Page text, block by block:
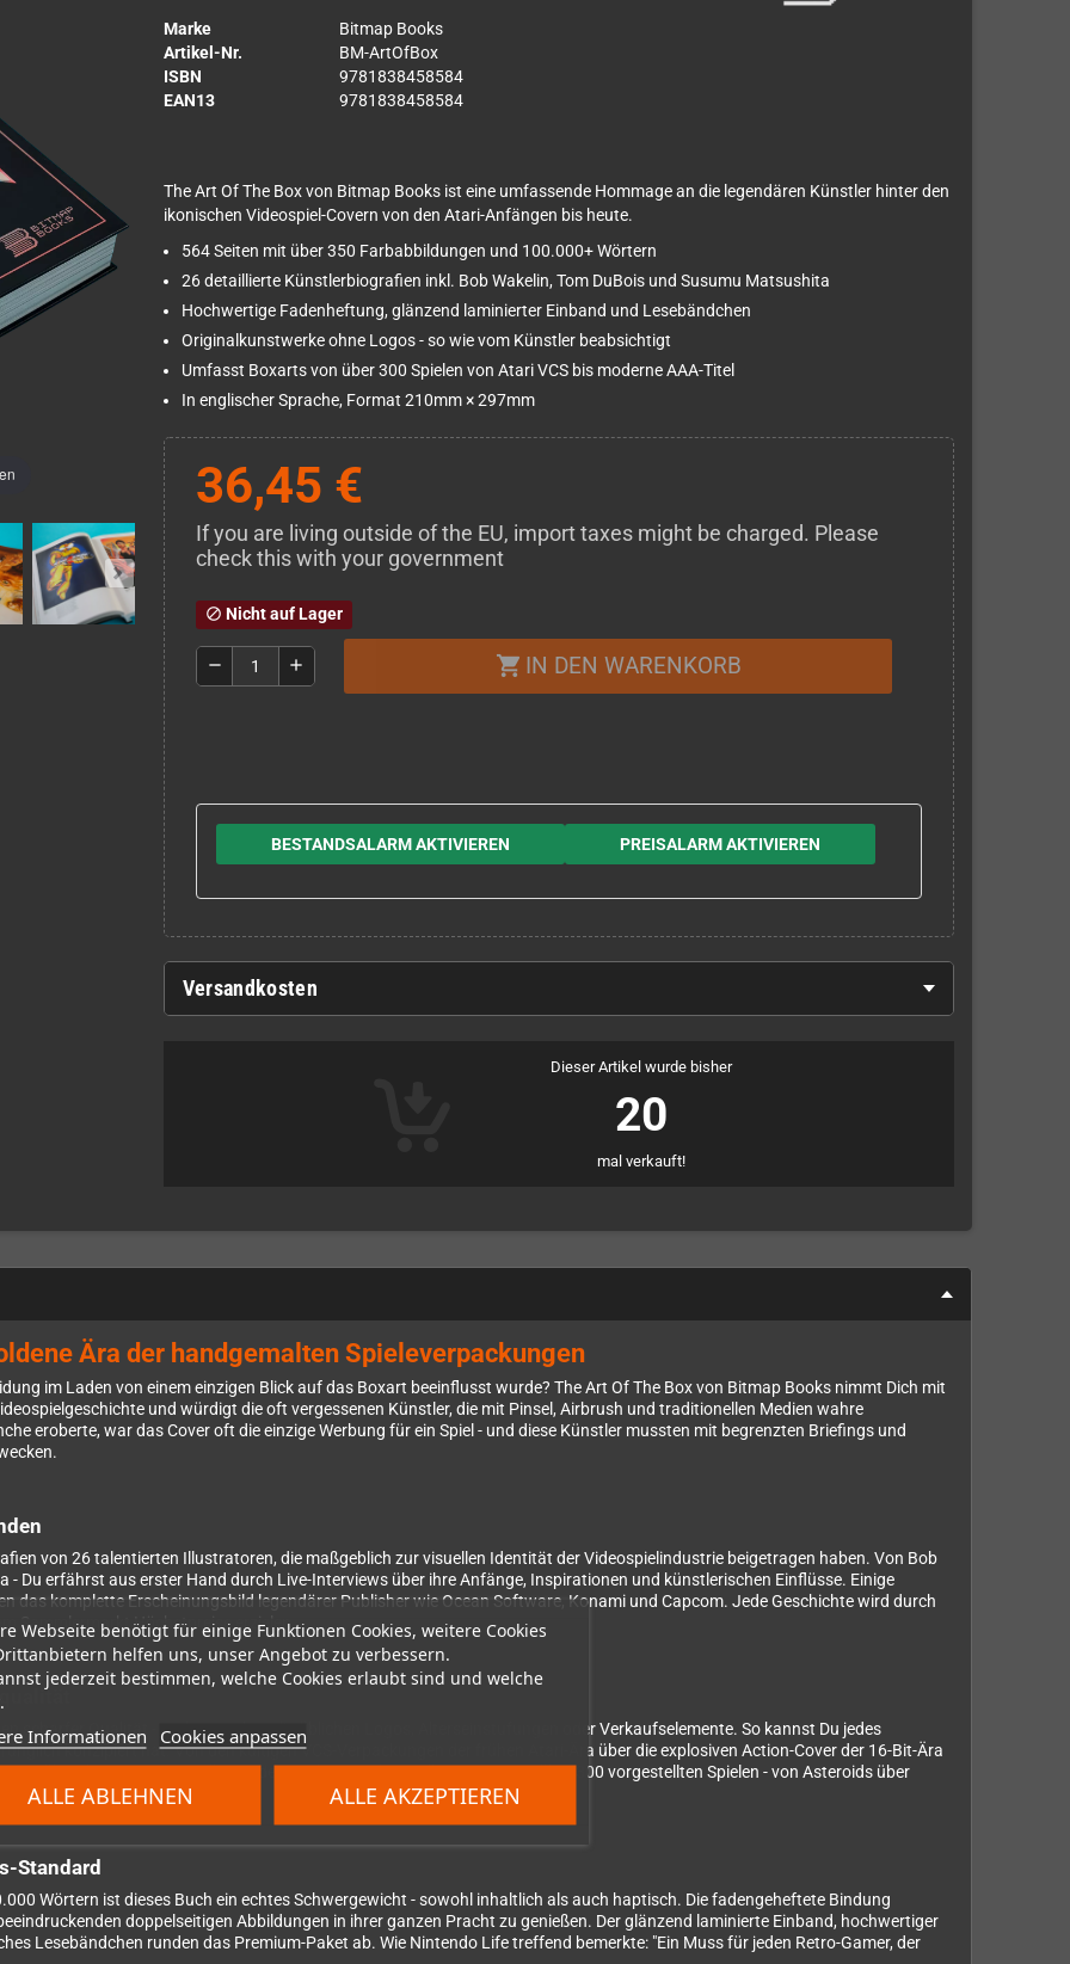
Webseite benötigt für einige Funktionen Cookies, weitere Cookies
helfen uns, unser Angebot zu verbessern.
jederzeit bestimmen, welche Cookies erlaubt sind und welche
Informationen Cookies anpassen
ALLE ABLEHNEN ALLE AKZEPTIEREN
Marke
Bitmap Books
Artikel-Nr.
BM-ArtOfBox
ISBN
9781838458584
EAN13
9781838458584
The Art Of The Box von Bitmap Books ist eine umfassende Hommage an die legendären Künstler hinter den
ikonischen Videospiel-Covern von den Atari-Anfängen bis heute.
564 Seiten mit über 350 Farbabbildungen und 100.000+ Wörtern
26 detaillierte Künstlerbiografien inkl. Bob Wakelin, Tom DuBois und Susumu Matsushita
Hochwertige Fadenheftung, glänzend laminierter Einband und Lesebändchen
Originalkunstwerke ohne Logos - so wie vom Künstler beabsichtigt
Umfasst Boxarts von über 300 Spielen von Atari VCS bis moderne AAA-Titel
In englischer Sprache, Format 210mm × 297mm
36,45 €
If you are living outside of the EU, import taxes might be charged. Please
check this with your government
block Nicht auf Lager
remove add shopping_cart IN DEN WARENKORB
BESTANDSALARM AKTIVIEREN PREISALARM AKTIVIEREN
Versandkosten
Dieser Artikel wurde bisher
20
mal verkauft!
Ära der handgemalten Spieleverpackungen
im Laden von einem einzigen Blick auf das Boxart beeinflusst wurde? The Art Of The Box von Bitmap Books nimmt Dich mit
und würdigt die oft vergessenen Künstler, die mit Pinsel, Airbrush und traditionellen Medien wahre
eroberte, war das Cover oft die einzige Werbung für ein Spiel - und diese Künstler mussten mit begrenzten Briefings und
von 26 talentierten Illustratoren, die maßgeblich zur visuellen Identität der Videospielindustrie beigetragen haben. Von Bob
- Du erfährst aus erster Hand durch Live-Interviews über ihre Anfänge, Inspirationen und künstlerischen Einflüsse. Einige
das komplette Erscheinungsbild legendärer Publisher wie Ocean Software, Konami und Capcom. Jede Geschichte wird durch
Sammlermarkt Höchstpreise erzielen.
scharfer Qualität - und zwar ohne die üblichen Logos, Alterseinstufungen oder Verkaufselemente. So kannst Du jedes
konzipiert hat. Von den kultigen VCS-Verpackungen der frühen Atari-Ära über die explosiven Action-Cover der 16-Bit-Ära
über die gesamte Bandbreite der Spieleverpackungsillustration. Mit über 300 vorgestellten Spielen - von Asteroids über
dabei.
Standard
Wörtern ist dieses Buch ein echtes Schwergewicht - sowohl inhaltlich als auch haptisch. Die fadengeheftete Bindung
doppelseitigen Abbildungen in ihrer ganzen Pracht zu genießen. Der glänzend laminierte Einband, hochwertiger
Lesebändchen runden das Premium-Paket ab. Wie Nintendo Life treffend bemerkte: "Ein Muss für jeden Retro-Gamer, der